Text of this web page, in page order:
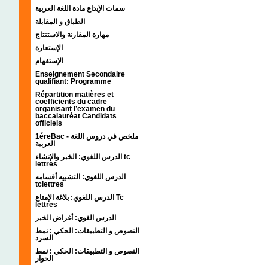
سمات الإبداع مادة اللغة العربية
الطباق و المقابلة
مهارة المقارنة والاستنتاج
الإستعارة
الإستفهام
Enseignement Secondaire
qualifiant: Programme
Répartition matières et
coefficients du cadre
organisant l’examen du
baccalauréat Candidats
officiels
1éreBac - ملخص في دروس اللغة
العربية
الدرس اللغوي: الخبر والإنشاء tc
lettres
الدرس اللغوي: التشبيه أقسامه
tclettres
الدرس اللغوي: بلاغة الإمتاع Tc
lettres
الدرس الغوي: أغراض الخبر
النصوص و التطبيقات: الحكي : نمط
السرد
النصوص و التطبيقات: الحكي : نمط
الحوار